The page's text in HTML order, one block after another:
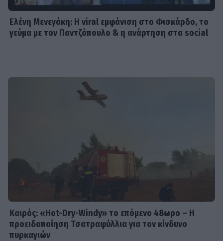
Ελένη Μενεγάκη: Η viral εμφάνιση στο Φισκάρδο, το
γεύμα με τον Παντζόπουλο & η ανάρτηση στα social
Καιρός: «Hot-Dry-Windy» το επόμενο 48ωρο – Η
προειδοποίηση Τσατραφύλλια για τον κίνδυνο
πυρκαγιών